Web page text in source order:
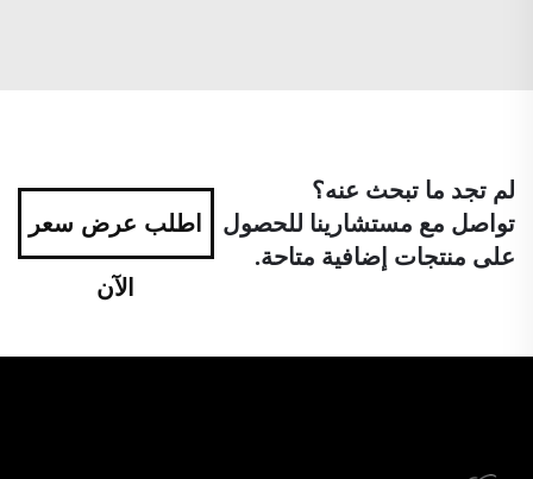
لم تجد ما تبحث عنه؟
تواصل مع مستشارينا للحصول
على منتجات إضافية متاحة.
اطلب عرض سعر
الآن